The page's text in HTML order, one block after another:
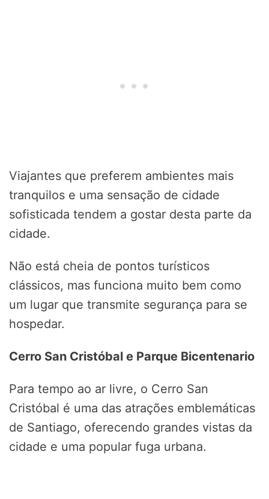
Viajantes que preferem ambientes mais
tranquilos e uma sensação de cidade
sofisticada tendem a gostar desta parte da
cidade.
Não está cheia de pontos turísticos
clássicos, mas funciona muito bem como
um lugar que transmite segurança para se
hospedar.
Cerro San Cristóbal e Parque Bicentenario
Para tempo ao ar livre, o Cerro San
Cristóbal é uma das atrações emblemáticas
de Santiago, oferecendo grandes vistas da
cidade e uma popular fuga urbana.